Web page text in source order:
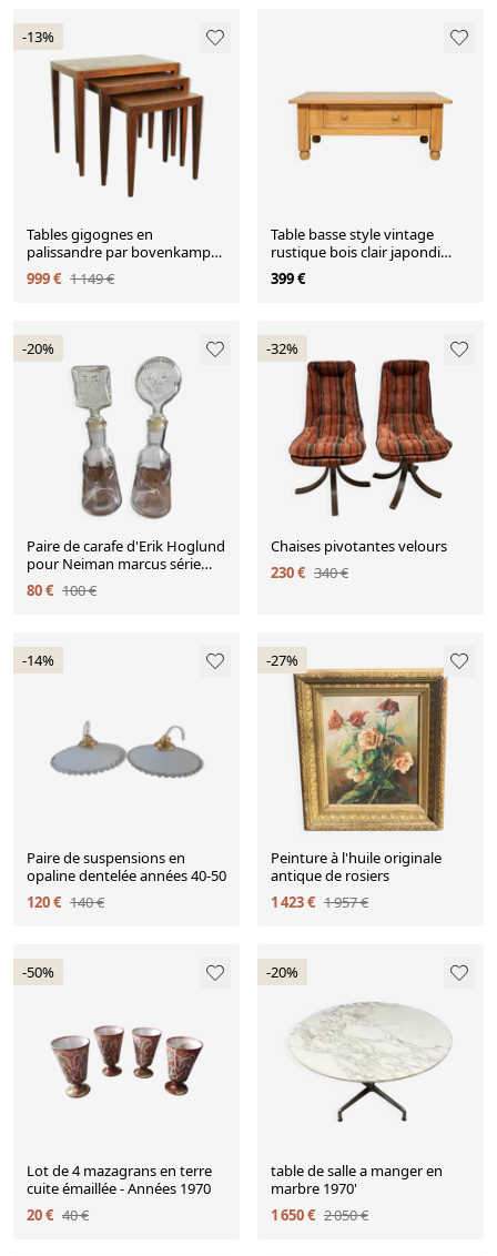
-13%
Tables gigognes en
palissandre par bovenkamp
Severin Hansen modèle 163 ,
1960
999 € 1 149 €
Table basse style vintage
rustique bois clair japondi
design moderne du milieu du
siècle
399 €
-20%
Paire de carafe d'Erik Hoglund
pour Neiman marcus série
"people" kosta boda
80 € 100 €
-32%
Chaises pivotantes velours
230 € 340 €
-14%
Paire de suspensions en
opaline dentelée années 40-50
120 € 140 €
-27%
Peinture à l'huile originale
antique de rosiers
1 423 € 1 957 €
-50%
Lot de 4 mazagrans en terre
cuite émaillée - Années 1970
20 € 40 €
-20%
table de salle a manger en
marbre 1970'
1 650 € 2 050 €